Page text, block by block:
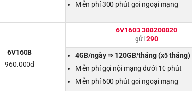
Miễn phí 300 phút gọi ngoại mạng
6V160B
960.000đ
6V160B 388208820
gửi290
4GB/ngày ⇒ 120GB/tháng (x6 tháng)
Miễn phí gọi nội mạng dưới 10 phút
Miễn phí 600 phút gọi ngoại mạng